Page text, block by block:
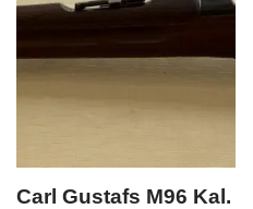
Carl Gustafs M96 Kal.